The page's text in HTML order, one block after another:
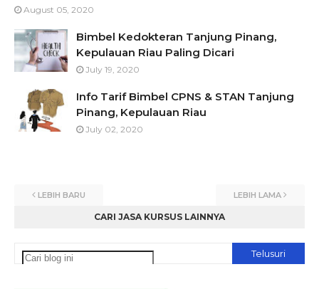
August 05, 2020
Bimbel Kedokteran Tanjung Pinang,
Kepulauan Riau Paling Dicari
July 19, 2020
Info Tarif Bimbel CPNS & STAN Tanjung
Pinang, Kepulauan Riau
July 02, 2020
LEBIH BARU LEBIH LAMA
CARI JASA KURSUS LAINNYA